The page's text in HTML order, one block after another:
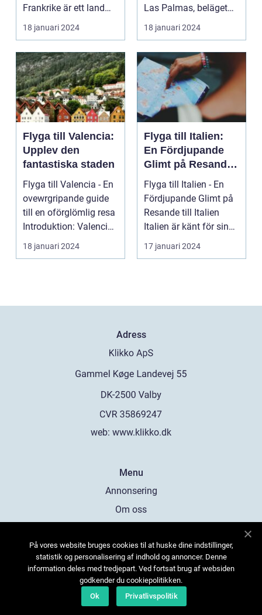
Frankrike är ett land
som lockar besök...
18 januari 2024
Las Palmas, beläget
på ön Gran Cana...
18 januari 2024
Flyga till Valencia:
Upplev den
fantastiska staden
Flyga till Valencia - En
ovewrgripande guide
till en oförglömlig resa
Introduktion: Valencia,
beläg...
18 januari 2024
Flyga till Italien:
En Fördjupande
Glimt på Resande
till Italien
Flyga till Italien - En
Fördjupande Glimt på
Resande till Italien
Italien är känt för sina
fantasti...
17 januari 2024
Adress
web: www.klikko.dk
Menu
Annonsering
Om oss
Kontakta oss
Sitemap
På vores website bruges cookies til at huske dine indstillinger,
statistik og personalisering af indhold og annoncer. Denne
information deles med tredjepart. Ved fortsat brug af websiden
godkender du cookiepolitikken.
Ok
Privatlivspolitik